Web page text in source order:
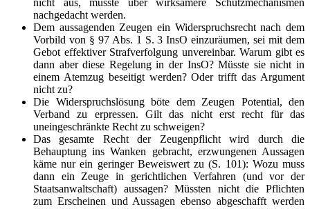
nicht aus, müsste über wirksamere Schutzmechanismen
nachgedacht werden.
Dem aussagenden Zeugen ein Widerspruchsrecht nach dem
Vorbild von § 97 Abs. 1 S. 3 InsO einzuräumen, sei mit dem
Gebot effektiver Strafverfolgung unvereinbar. Warum gibt es
dann aber diese Regelung in der InsO? Müsste sie nicht in
einem Atemzug beseitigt werden? Oder trifft das Argument
nicht zu?
Die Widerspruchslösung böte dem Zeugen Potential, den
Verband zu erpressen. Gilt das nicht erst recht für das
uneingeschränkte Recht zu schweigen?
Das gesamte Recht der Zeugenpflicht wird durch die
Behauptung ins Wanken gebracht, erzwungenen Aussagen
käme nur ein geringer Beweiswert zu (S. 101): Wozu muss
dann ein Zeuge in gerichtlichen Verfahren (und vor der
Staatsanwaltschaft) aussagen? Müssten nicht die Pflichten
zum Erscheinen und Aussagen ebenso abgeschafft werden